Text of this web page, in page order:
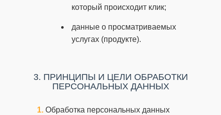
который происходит клик;
данные о просматриваемых
услугах (продукте).
3. ПРИНЦИПЫ И ЦЕЛИ ОБРАБОТКИ
ПЕРСОНАЛЬНЫХ ДАННЫХ
Обработка персональных данных